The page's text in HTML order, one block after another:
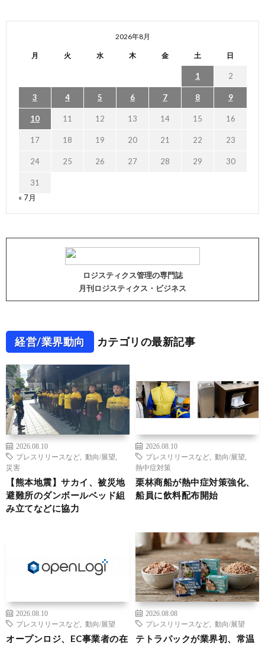
2026年8月
月 火 水 木 金 土 日
1 2
3 4 5 6 7 8 9
10 11 12 13 14 15 16
17 18 19 20 21 22 23
24 25 26 27 28 29 30
31
« 7月
ロジスティクス管理の専門誌
月刊ロジスティクス・ビジネス
経営/業界動向 カテゴリの最新記事
2026.08.10
プレスリリースなど
動向/展望
災害
【熊本地震】サカイ、被災地
避難所のダンボールベッド組
み立てなどに協力
2026.08.10
プレスリリースなど
動向/展望
熱中症対策
栗林商船が熱中症対策強化、
船員に飲料配布開始
2026.08.10
プレスリリースなど
動向/展望
オープンロジ、EC事業者の在
2026.08.08
プレスリリースなど
動向/展望
テトラパックが業界初、常温